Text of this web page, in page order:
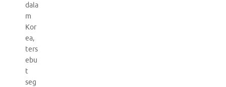
dala
m
Kor
ea,
ters
ebu
t
seg